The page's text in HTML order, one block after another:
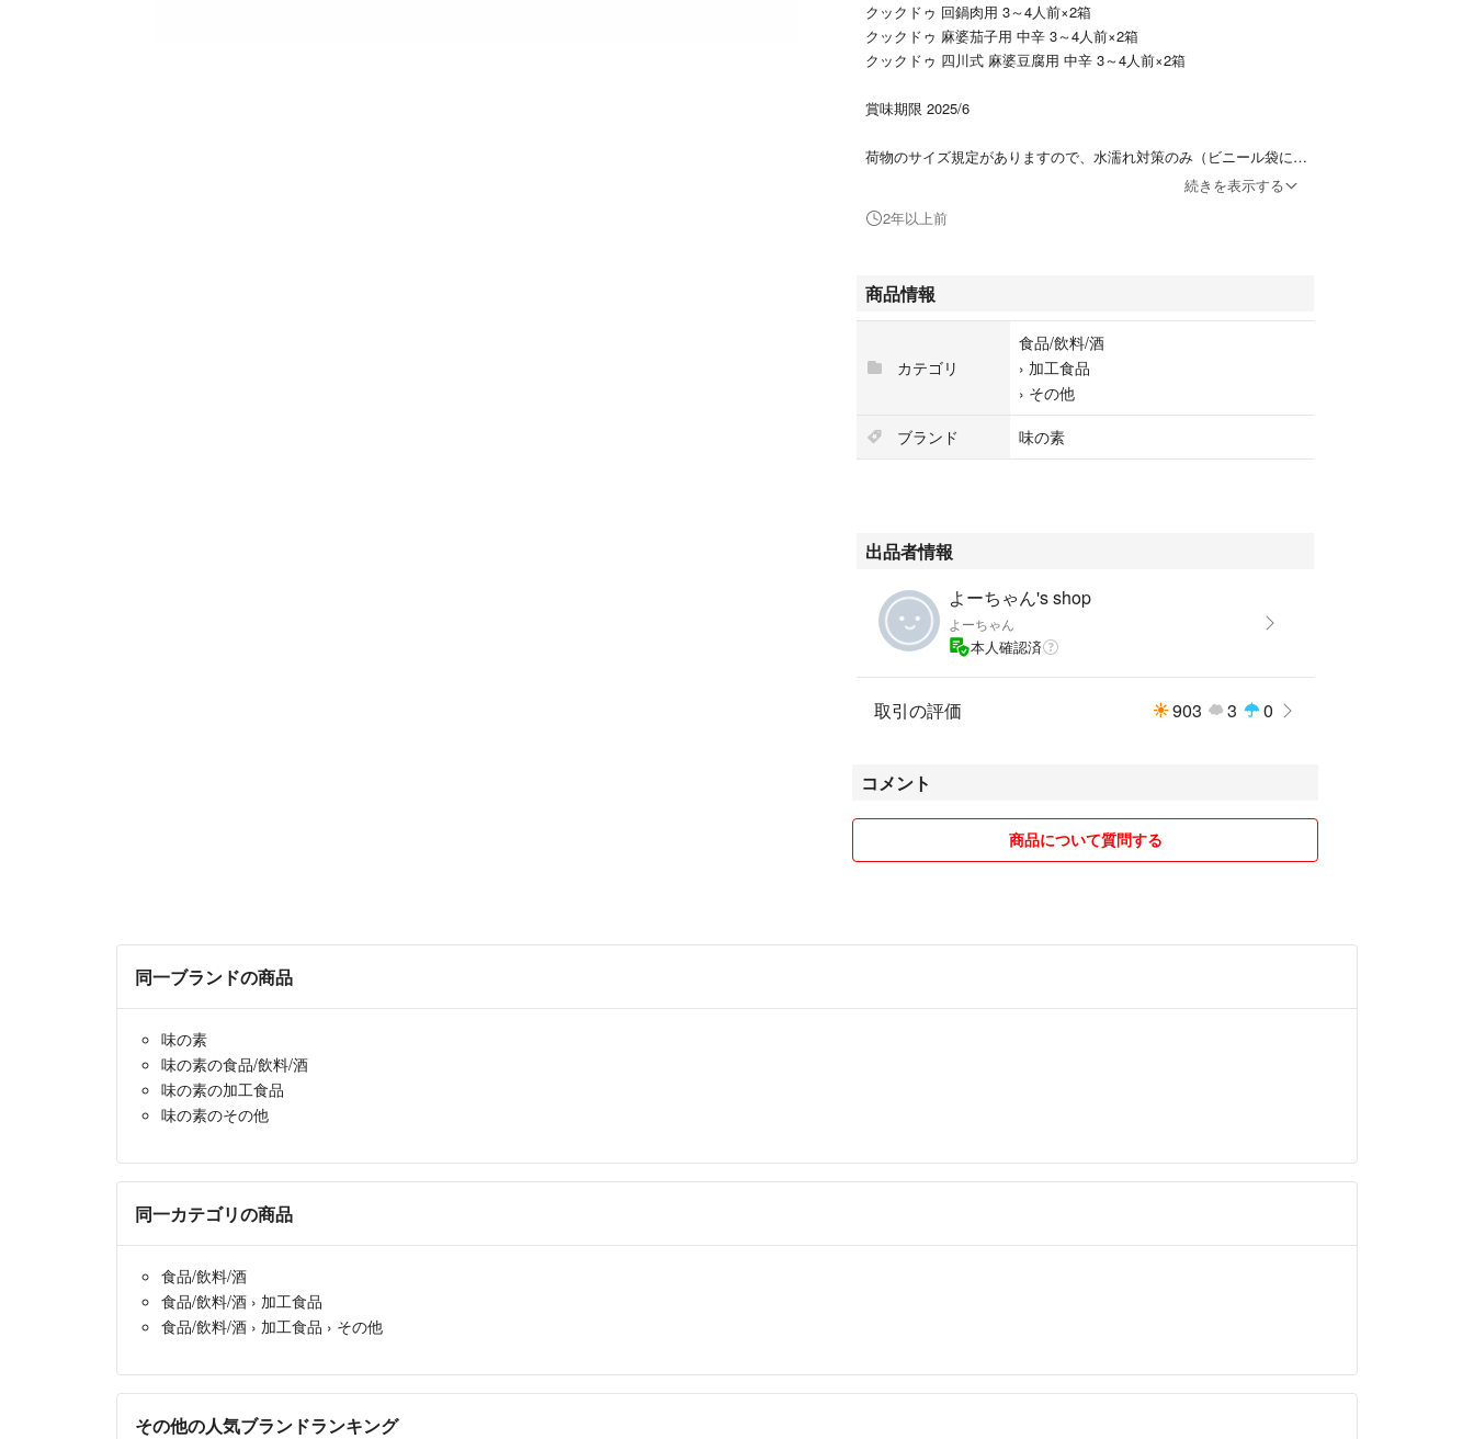
クックドゥ 回鍋肉用 3～4人前×2箱
クックドゥ 麻婆茄子用 中辛 3～4人前×2箱
クックドゥ 四川式 麻婆豆腐用 中辛 3～4人前×2箱
賞味期限 2025/6
荷物のサイズ規定がありますので、水濡れ対策のみ（ビニール袋に入
い。
続きを表示する
2年以上前
商品情報
カテゴリ
食品/飲料/酒
› 加工食品
› その他
ブランド
味の素
出品者情報
よーちゃん's shop
よーちゃん
本人確認済
取引の評価 903 3 0
コメント
商品について質問する
同一ブランドの商品
味の素
味の素の食品/飲料/酒
味の素の加工食品
味の素のその他
同一カテゴリの商品
食品/飲料/酒
食品/飲料/酒 › 加工食品
食品/飲料/酒 › 加工食品 › その他
その他の人気ブランドランキング